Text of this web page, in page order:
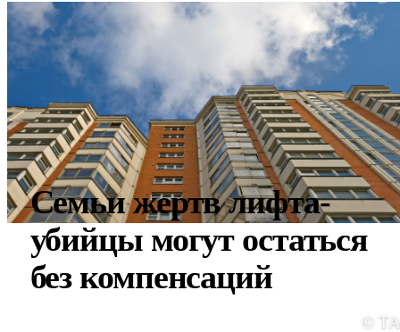
Семьи жертв лифта-
убийцы могут остаться
без компенсаций
©